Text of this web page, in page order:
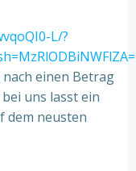
L/?
nach einen Betrag
uns lasst ein
dem neusten